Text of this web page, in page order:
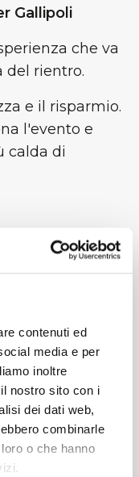
contenuti ed
media e per
inoltre
nostro sito con i
dei dati web,
combinarle
o che hanno
Gallipoli
che va
del rientro.
e il risparmio.
l'evento e
calda di